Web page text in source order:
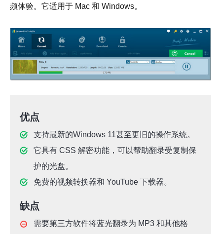
频体验。它适用于 Mac 和 Windows。
优点
支持最新的Windows 11甚至更旧的操作系统。
它具有 CSS 解密功能，可以帮助翻录受复制保
护的光盘。
免费的视频转换器和 YouTube 下载器。
缺点
需要第三方软件将蓝光翻录为 MP3 和其他格